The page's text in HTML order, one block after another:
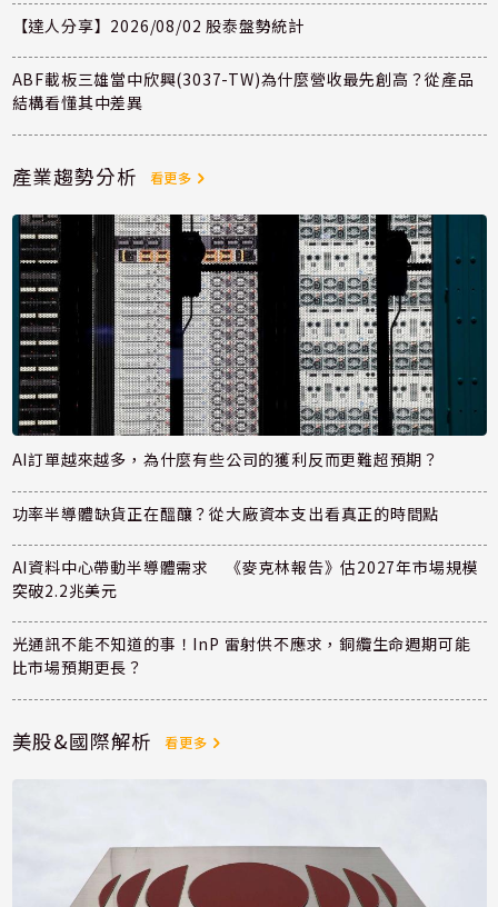
【達人分享】2026/08/02 股泰盤勢統計
ABF載板三雄當中欣興(3037-TW)為什麼營收最先創高？從產品
結構看懂其中差異
產業趨勢分析 看更多
AI訂單越來越多，為什麼有些公司的獲利反而更難超預期？
功率半導體缺貨正在醞釀？從大廠資本支出看真正的時間點
AI資料中心帶動半導體需求 《麥克林報告》估2027年市場規模
突破2.2兆美元
光通訊不能不知道的事！InP 雷射供不應求，銅纜生命週期可能
比市場預期更長？
美股&國際解析 看更多